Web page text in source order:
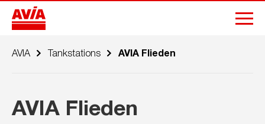
AVIA Tankstations AVIA Flieden
AVIA Flieden